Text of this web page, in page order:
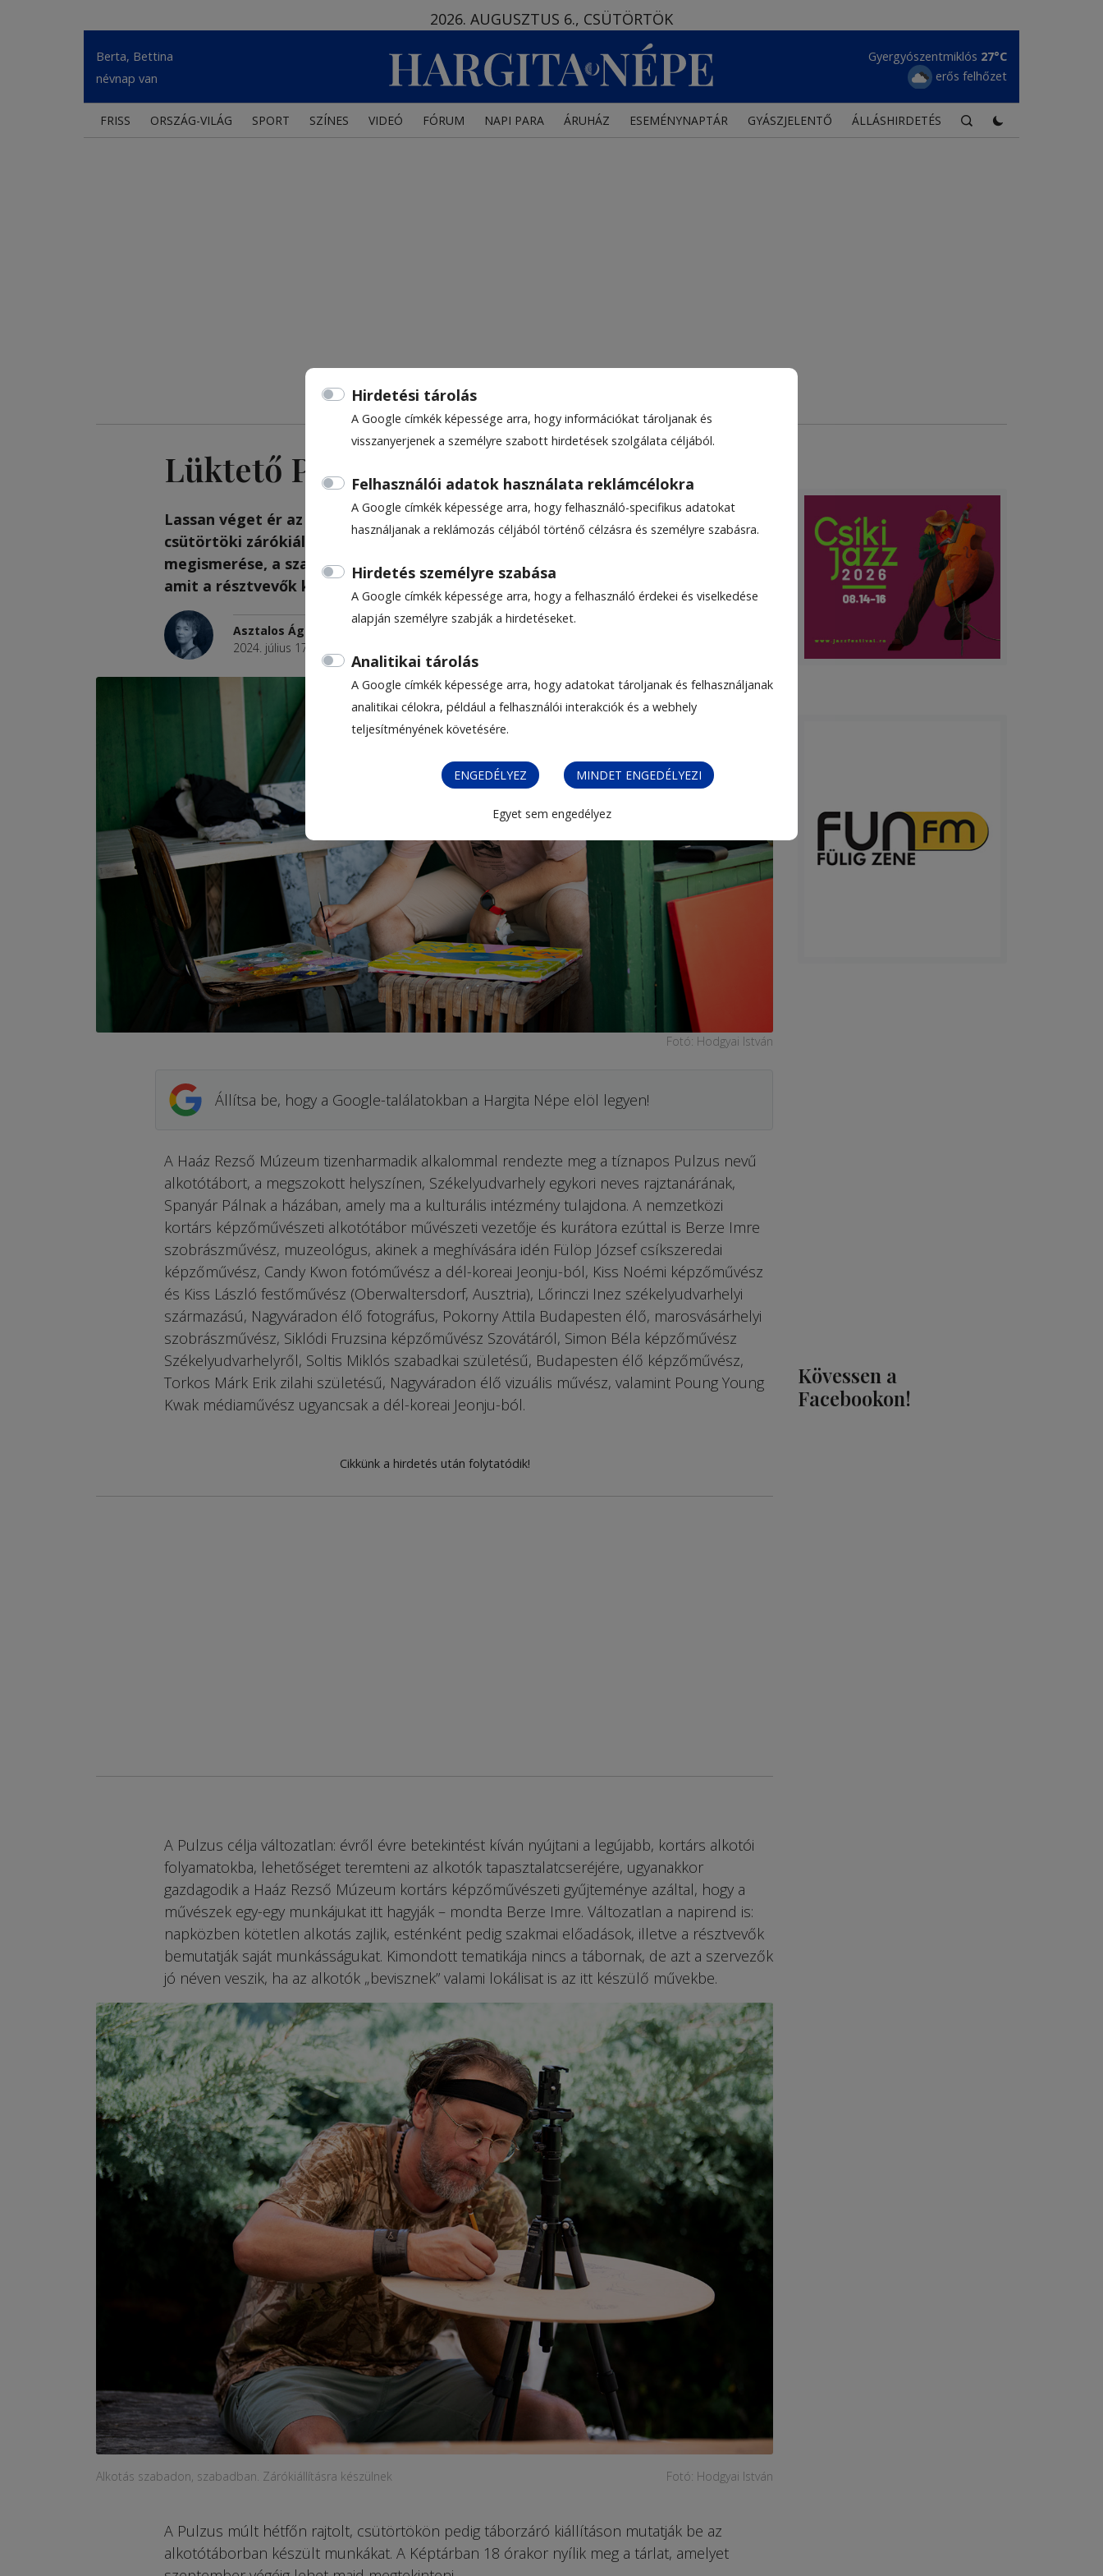
Hirdetési tárolás
A Google címkék képessége arra, hogy információkat tároljanak és
visszanyerjenek a személyre szabott hirdetések szolgálata céljából.
Felhasználói adatok használata reklámcélokra
A Google címkék képessége arra, hogy felhasználó-specifikus adatokat
használjanak a reklámozás céljából történő célzásra és személyre szabásra.
Hirdetés személyre szabása
A Google címkék képessége arra, hogy a felhasználó érdekei és viselkedése
alapján személyre szabják a hirdetéseket.
Analitikai tárolás
A Google címkék képessége arra, hogy adatokat tároljanak és felhasználjanak
analitikai célokra, például a felhasználói interakciók és a webhely
teljesítményének követésére.
ENGEDÉLYEZ MINDET ENGEDÉLYEZI
Egyet sem engedélyez
2026. AUGUSZTUS 6., CSÜTÖRTÖK
Berta, Bettina
névnap van
Gyergyószentmiklós 27°C
erős felhőzet
FRISS ORSZÁG-VILÁG SPORT SZÍNES VIDEÓ FÓRUM NAPI PARA ÁRUHÁZ ESEMÉNYNAPTÁR GYÁSZJELENTŐ ÁLLÁSHIRDETÉS
Lüktető Pulzus
Lassan véget ér az alkotási folyamat a Pulzus képzőművészeti táborban, és már a
csütörtöki zárókiállításra készülnek a művészek. Egymás munkájának
megismerése, a szabad, autonóm, de mégis közös alkotás inspiráló lehetősége az,
amit a résztvevők kapnak, cserébe egy-egy mű mindig helyben marad.
Asztalos Ágnes
2024. július 17., 12:08
Fotó: Hodgyai István
Állítsa be, hogy a Google-találatokban a Hargita Népe elöl legyen!
A Haáz Rezső Múzeum tizenharmadik alkalommal rendezte meg a tíznapos Pulzus nevű
alkotótábort, a megszokott helyszínen, Székelyudvarhely egykori neves rajztanárának,
Spanyár Pálnak a házában, amely ma a kulturális intézmény tulajdona. A nemzetközi
kortárs képzőművészeti alkotótábor művészeti vezetője és kurátora ezúttal is Berze Imre
szobrászművész, muzeológus, akinek a meghívására idén Fülöp József csíkszeredai
képzőművész, Candy Kwon fotóművész a dél-koreai Jeonju-ból, Kiss Noémi képzőművész
és Kiss László festőművész (Oberwaltersdorf, Ausztria), Lőrinczi Inez székelyudvarhelyi
származású, Nagyváradon élő fotográfus, Pokorny Attila Budapesten élő, marosvásárhelyi
szobrászművész, Siklódi Fruzsina képzőművész Szovátáról, Simon Béla képzőművész
Székelyudvarhelyről, Soltis Miklós szabadkai születésű, Budapesten élő képzőművész,
Torkos Márk Erik zilahi születésű, Nagyváradon élő vizuális művész, valamint Poung Young
Kwak médiaművész ugyancsak a dél-koreai Jeonju-ból.
Cikkünk a hirdetés után folytatódik!
A Pulzus célja változatlan: évről évre betekintést kíván nyújtani a legújabb, kortárs alkotói
folyamatokba, lehetőséget teremteni az alkotók tapasztalatcseréjére, ugyanakkor
gazdagodik a Haáz Rezső Múzeum kortárs képzőművészeti gyűjteménye azáltal, hogy a
művészek egy-egy munkájukat itt hagyják – mondta Berze Imre. Változatlan a napirend is:
napközben kötetlen alkotás zajlik, esténként pedig szakmai előadások, illetve a résztvevők
bemutatják saját munkásságukat. Kimondott tematikája nincs a tábornak, de azt a szervezők
jó néven veszik, ha az alkotók „bevisznek” valami lokálisat is az itt készülő művekbe.
Fotó: Hodgyai István
Alkotás szabadon, szabadban. Zárókiállításra készülnek
A Pulzus múlt hétfőn rajtolt, csütörtökön pedig táborzáró kiállításon mutatják be az
alkotótáborban készült munkákat. A Képtárban 18 órakor nyílik meg a tárlat, amelyet
Kövessen a
Facebookon!